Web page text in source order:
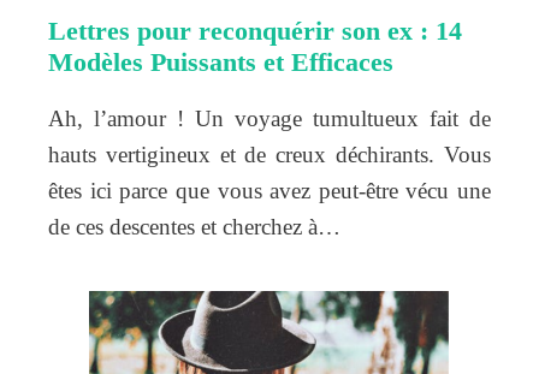
Lettres pour reconquérir son ex : 14
Modèles Puissants et Efficaces
Ah, l’amour ! Un voyage tumultueux fait de
hauts vertigineux et de creux déchirants. Vous
êtes ici parce que vous avez peut-être vécu une
de ces descentes et cherchez à…